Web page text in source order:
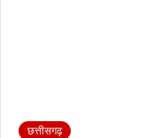
छत्तीसगढ़